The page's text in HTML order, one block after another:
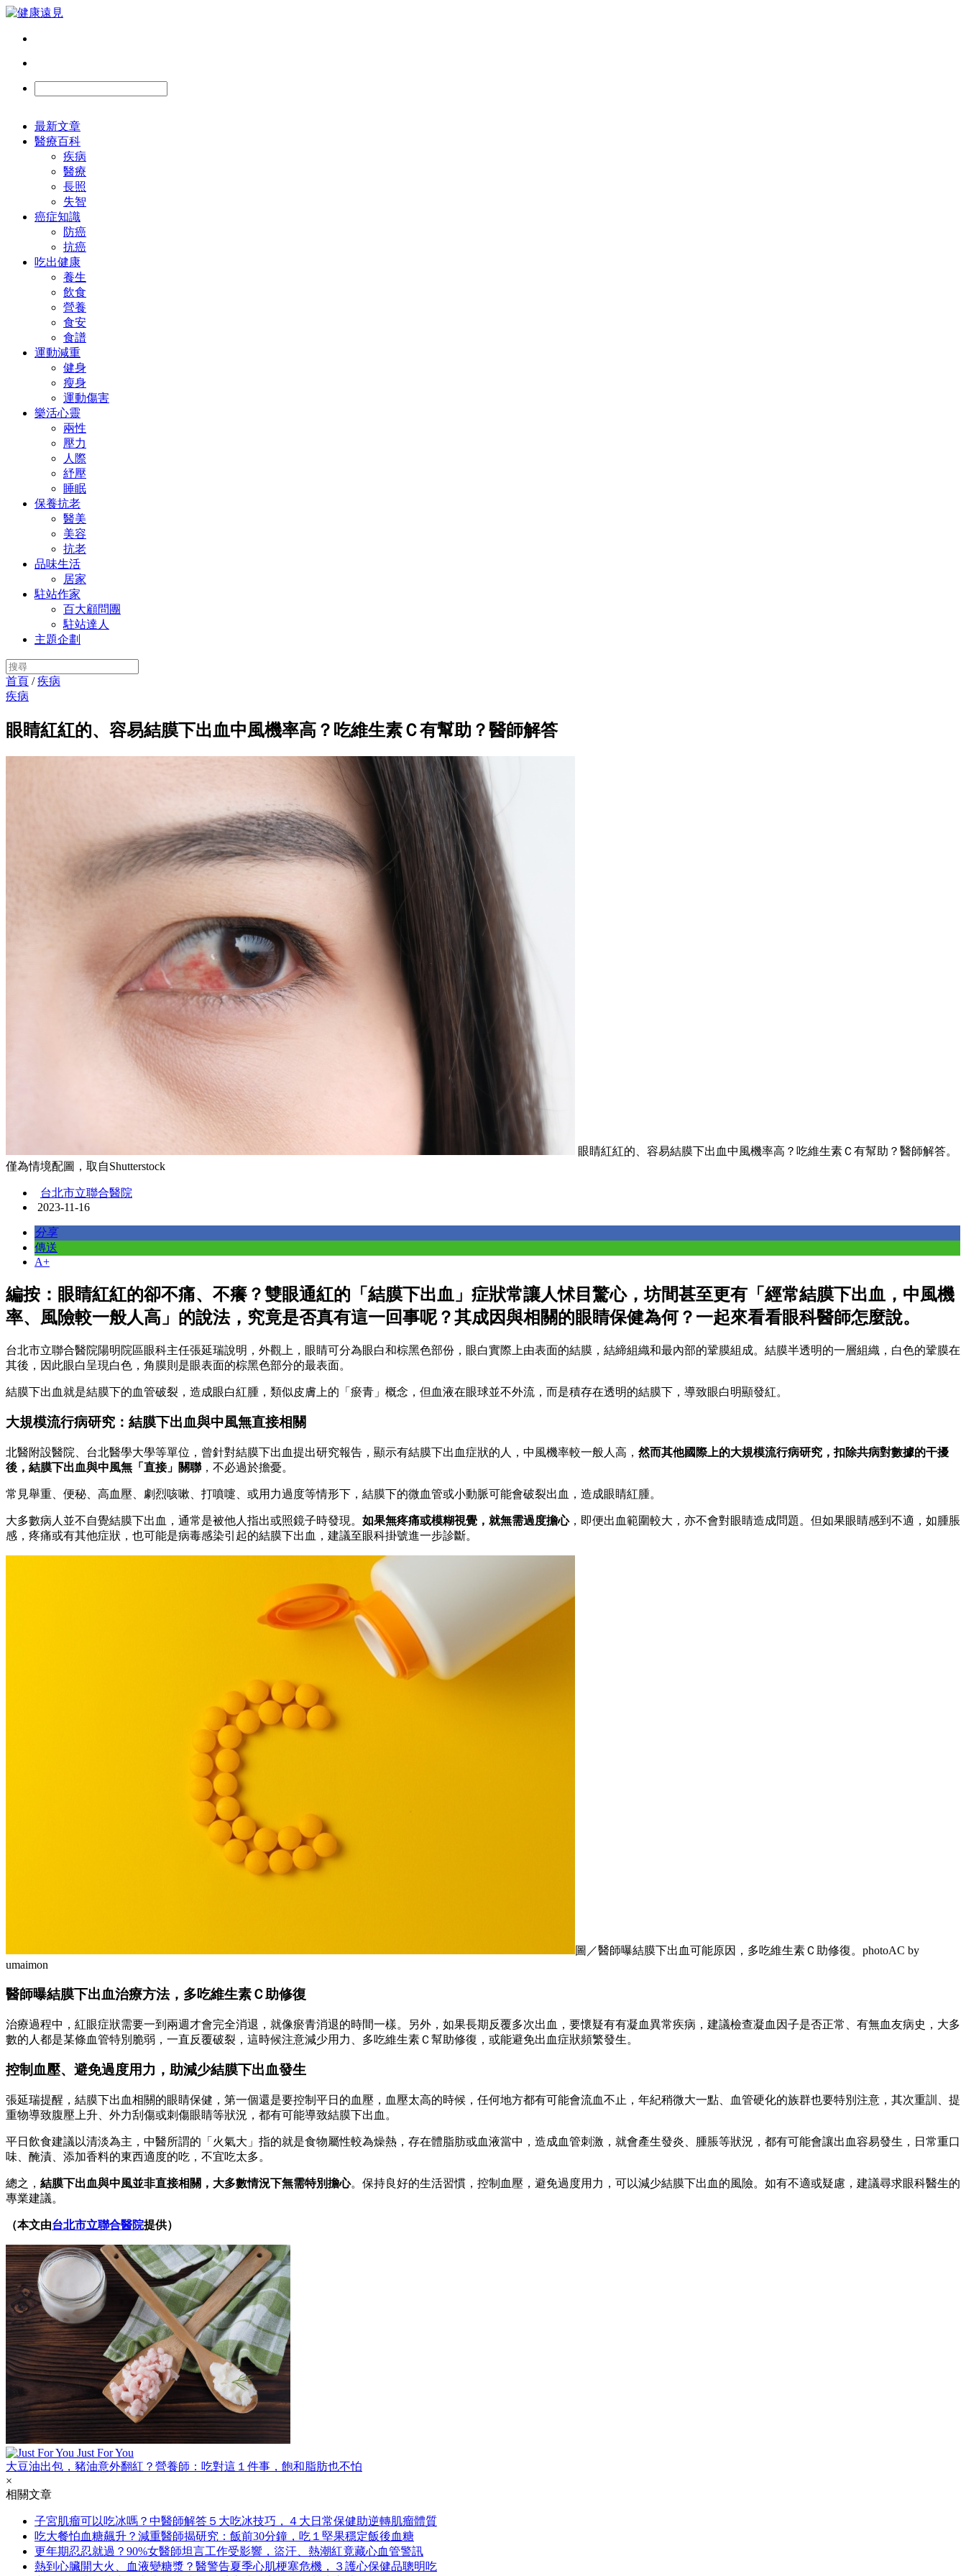
最新文章
醫療百科
疾病
醫療
長照
失智
癌症知識
防癌
抗癌
吃出健康
養生
飲食
營養
食安
食譜
運動減重
健身
瘦身
運動傷害
樂活心靈
兩性
壓力
人際
紓壓
睡眠
保養抗老
醫美
美容
抗老
品味生活
居家
駐站作家
百大顧問團
駐站達人
主題企劃
首頁 /疾病
疾病
眼睛紅紅的、容易結膜下出血中風機率高？吃維生素Ｃ有幫助？醫師解答
眼睛紅紅的、容易結膜下出血中風機率高？吃維生素Ｃ有幫助？醫師解答。
僅為情境配圖，取自Shutterstock
台北市立聯合醫院
2023-11-16
分享
傳送
A+
編按：眼睛紅紅的卻不痛、不癢？雙眼通紅的「結膜下出血」症狀常讓人怵目驚心，坊間甚至更有「經常結膜下出血，中風機
率、風險較一般人高」的說法，究竟是否真有這一回事呢？其成因與相關的眼睛保健為何？一起來看看眼科醫師怎麼說。
台北市立聯合醫院陽明院區眼科主任張延瑞說明，外觀上，眼睛可分為眼白和棕黑色部份，眼白實際上由表面的結膜，結締組織和最內部的鞏膜組成。結膜半透明的一層組織，白色的鞏膜在
其後，因此眼白呈現白色，角膜則是眼表面的棕黑色部分的最表面。
結膜下出血就是結膜下的血管破裂，造成眼白紅腫，類似皮膚上的「瘀青」概念，但血液在眼球並不外流，而是積存在透明的結膜下，導致眼白明顯發紅。
大規模流行病研究：結膜下出血與中風無直接相關
北醫附設醫院、台北醫學大學等單位，曾針對結膜下出血提出研究報告，顯示有結膜下出血症狀的人，中風機率較一般人高， 然而其他國際上的大規模流行病研究，扣除共病對數據的干擾
後，結膜下出血與中風無「直接」關聯，不必過於擔憂。
常見舉重、便秘、高血壓、劇烈咳嗽、打噴嚏、或用力過度等情形下，結膜下的微血管或小動脈可能會破裂出血，造成眼睛紅腫。
大多數病人並不自覺結膜下出血，通常是被他人指出或照鏡子時發現。 如果無疼痛或模糊視覺，就無需過度擔心，即便出血範圍較大，亦不會對眼睛造成問題。但如果眼睛感到不適，如腫脹
感，疼痛或有其他症狀，也可能是病毒感染引起的結膜下出血，建議至眼科掛號進一步診斷。
圖／醫師曝結膜下出血可能原因，多吃維生素Ｃ助修復。photoAC by
umaimon
醫師曝結膜下出血治療方法，多吃維生素Ｃ助修復
治療過程中，紅眼症狀需要一到兩週才會完全消退，就像瘀青消退的時間一樣。另外，如果長期反覆多次出血，要懷疑有有凝血異常疾病，建議檢查凝血因子是否正常、有無血友病史，大多
數的人都是某條血管特別脆弱，一直反覆破裂，這時候注意減少用力、多吃維生素Ｃ幫助修復，或能避免出血症狀頻繁發生。
控制血壓、避免過度用力，助減少結膜下出血發生
張延瑞提醒，結膜下出血相關的眼睛保健，第一個還是要控制平日的血壓，血壓太高的時候，任何地方都有可能會流血不止，年紀稍微大一點、血管硬化的族群也要特別注意，其次重訓、提
重物導致腹壓上升、外力刮傷或刺傷眼睛等狀況，都有可能導致結膜下出血。
平日飲食建議以清淡為主，中醫所謂的「火氣大」指的就是食物屬性較為燥熱，存在體脂肪或血液當中，造成血管刺激，就會產生發炎、腫脹等狀況，都有可能會讓出血容易發生，日常重口
味、醃漬、添加香料的東西適度的吃，不宜吃太多。
總之， 結膜下出血與中風並非直接相關，大多數情況下無需特別擔心。保持良好的生活習慣，控制血壓，避免過度用力，可以減少結膜下出血的風險。如有不適或疑慮，建議尋求眼科醫生的
專業建議。
（本文由台北市立聯合醫院提供）
Just For You
大豆油出包，豬油意外翻紅？營養師：吃對這１件事，飽和脂肪也不怕
×
相關文章
子宮肌瘤可以吃冰嗎？中醫師解答５大吃冰技巧，４大日常保健助逆轉肌瘤體質
吃大餐怕血糖飆升？減重醫師揭研究：飯前30分鐘，吃１堅果穩定飯後血糖
更年期忍忍就過？90%女醫師坦言工作受影響，盜汗、熱潮紅竟藏心血管警訊
熱到心臟開大火、血液變糖漿？醫警告夏季心肌梗塞危機，３護心保健品聰明吃